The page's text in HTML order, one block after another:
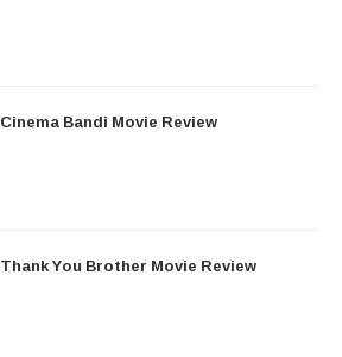
Cinema Bandi Movie Review
Thank You Brother Movie Review